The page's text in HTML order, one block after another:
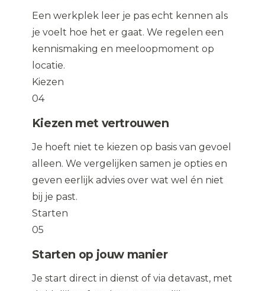
Een werkplek leer je pas echt kennen als
je voelt hoe het er gaat. We regelen een
kennismaking en meeloopmoment op
locatie.
Kiezen
04
Kiezen met vertrouwen
Je hoeft niet te kiezen op basis van gevoel
alleen. We vergelijken samen je opties en
geven eerlijk advies over wat wel én niet
bij je past.
Starten
05
Starten op jouw manier
Je start direct in dienst of via detavast, met